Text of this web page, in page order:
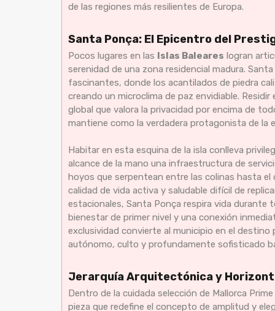
de las regiones más resilientes de Europa.
Santa Ponça: El Epicentro del
Pocos lugares en las Islas Baleares logran
serenidad de una zona residencial madura.
fascinantes, donde los acantilados de piedra
creando un microclima de paz envidiable.
global que valora la privacidad por encima de
mantiene como la verdadera protagonista de la
Habitar en esta esquina de la isla conlleva
alcance de la mano una infraestructura de
hoyos que serpentean entre las colinas hasta
calidad de vida activa y saludable difícil de
estacionales, Santa Ponça respira vida durante
bienestar de primer nivel y una conexión
exclusividad convierte al municipio en el
autónomo, culto y profundamente sofisticado
Jerarquía Arquitectónica y
Dentro de la cuidada selección de Mallorca
pieza que redefine el concepto de amplitud y